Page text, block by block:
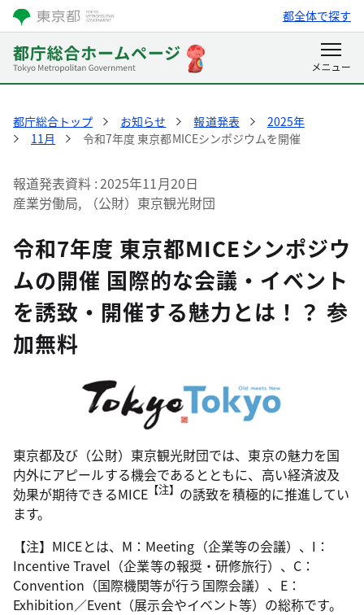
都全体で探す
都庁総合トップ お知らせ 報道発表
2025年
11月
令和7年度 東京都MICEシンポジウムを開催
報道発表資料 2025年11月20日
産業労働局, （公財）東京観光財団
令和7年度 東京都MICEシンポジウ
ムの開催 国際的な会議・イベント
を誘致・開催する魅力とは！？ 参
加無料
東京都及び（公財）東京観光財団では、東京の魅力を国
内外にアピールする機会であるとともに、高い経済波及
効果が期待できるMICE【注】 の誘致を積極的に推進してい
ます。
【注】MICEとは、M：Meeting（企業等の会議）、I：
Incentive Travel（企業等の報奨・研修旅行）、C：
Convention（国際機関等が行う国際会議）、E：
Exhibition／Event（展示会やイベント等）の総称です。